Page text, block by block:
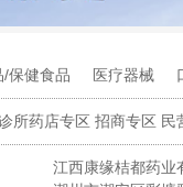
/保健食品 医疗器械
所药店专区 招商专区 民
江西康缘桔都药业